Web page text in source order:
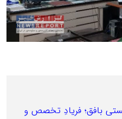
بافق؛ فریادِ تخصص و